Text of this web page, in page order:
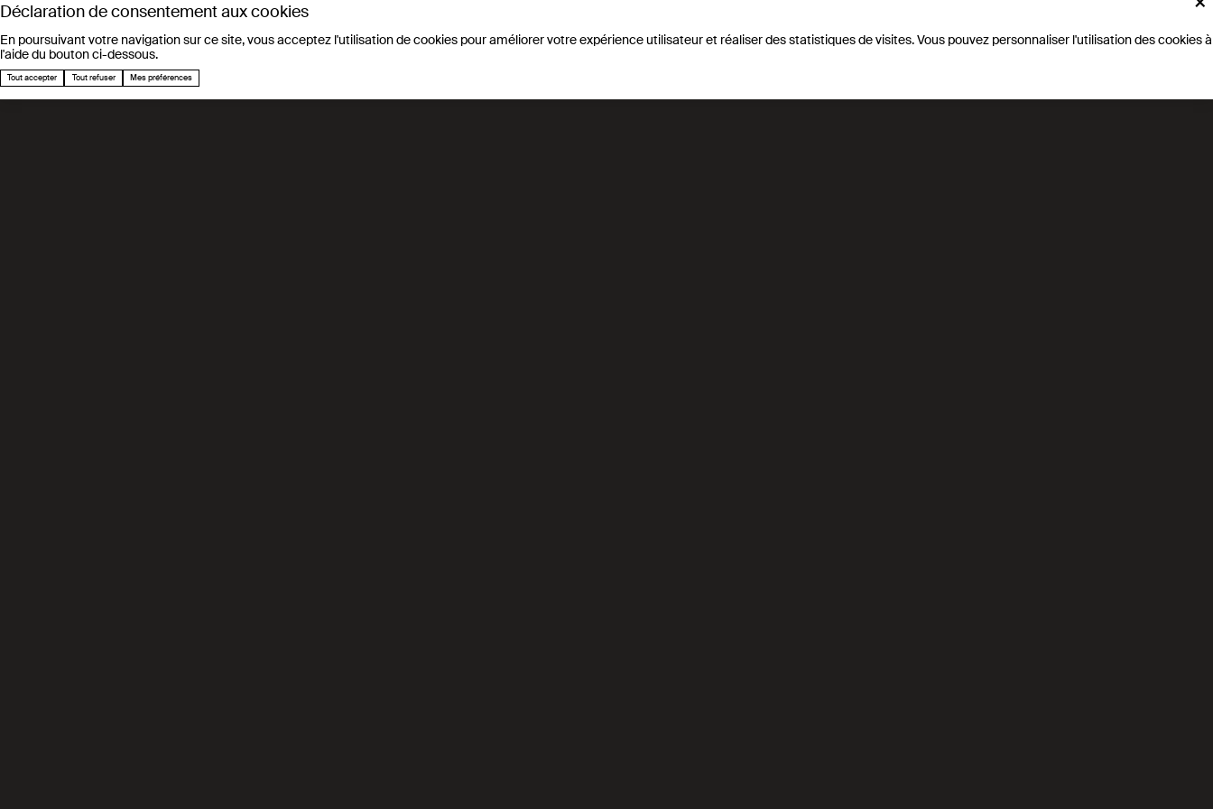
2025Nos laboratoires
Faculté des sciences et techniques de l’ingénieur (STI)
Déclaration de consentement aux cookies
En poursuivant votre navigation sur ce site, vous acceptez l'utilisation de cookies pour améliorer votre expérience utilisateur et réaliser des statistiques de visites. Vous pouvez personnaliser l'utilisation des cookies à
l'aide du bouton ci-dessous.
Tout accepter Tout refuser Mes préférences